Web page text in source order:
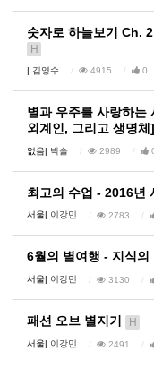
숫자로 하늘보기 Ch.
H
| 김영수 4915 0
별과 우주를 사랑하는
외계인, 그리고 생명체]
없음| 박솔 2989
최고의 수업 - 2016년
서울| 이강민 2783
6월의 별여행 - 지식의
서울| 이강민 3130
패션 오브 별지기 H
서울| 이강민 2491